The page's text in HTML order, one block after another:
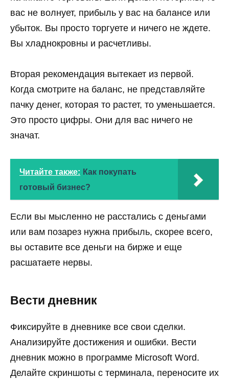
вас не волнует, прибыль у вас на балансе или
убыток. Вы просто торгуете и ничего не ждете.
Вы хладнокровны и расчетливы.
Вторая рекомендация вытекает из первой.
Когда смотрите на баланс, не представляйте
пачку денег, которая то растет, то уменьшается.
Это просто цифры. Они для вас ничего не
значат.
Читайте также: Как покупать
готовый бизнес?
Если вы мысленно не расстались с деньгами
или вам позарез нужна прибыль, скорее всего,
вы оставите все деньги на бирже и еще
расшатаете нервы.
Вести дневник
Фиксируйте в дневнике все свои сделки.
Анализируйте достижения и ошибки. Вести
дневник можно в программе Microsoft Word.
Делайте скриншоты с терминала, переносите их